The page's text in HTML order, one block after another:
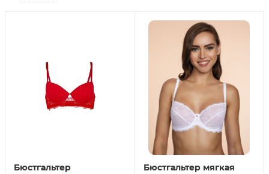
Бюстгальтер
Бюстгальтер мягкая